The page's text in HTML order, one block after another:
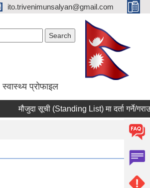
ito.trivenimunsalyan@gmail.com
स्वास्थ्य प्राेफाइल
मौजुदा सूची (Standing List) मा दर्ता गर्ने/गराउने